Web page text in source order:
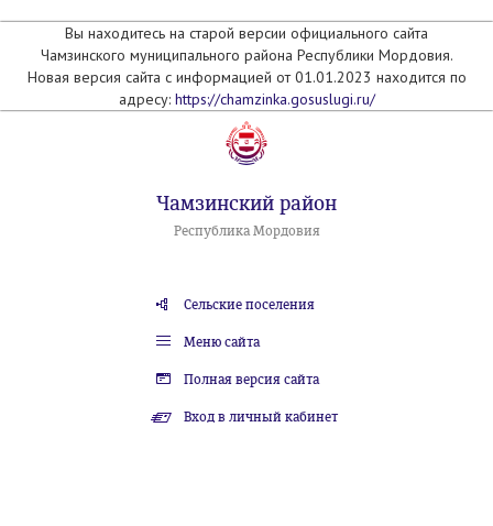
Вы находитесь на старой версии официального сайта
Чамзинского муниципального района Республики Мордовия.
Новая версия сайта с информацией от 01.01.2023 находится по
адресу: https://chamzinka.gosuslugi.ru/
Чамзинский район
Республика Мордовия
Сельские поселения
Меню сайта
Полная версия сайта
Вход в личный кабинет